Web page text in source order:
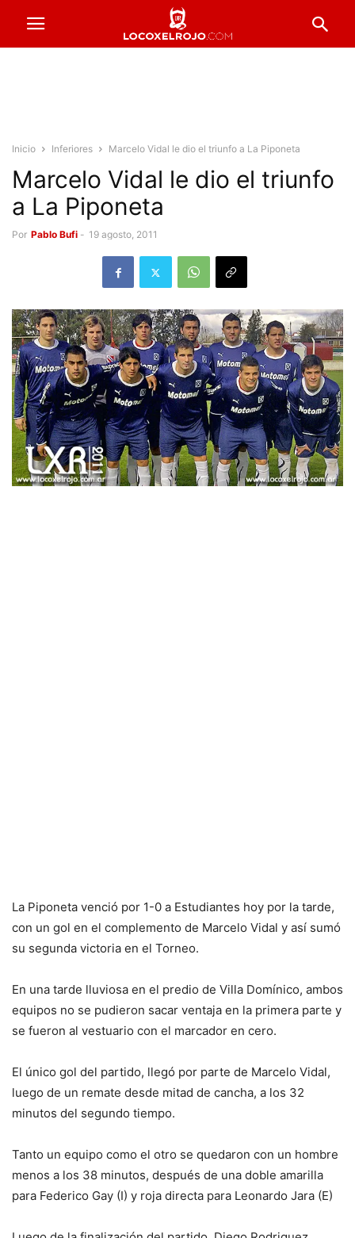
Inicio Inferiores Marcelo Vidal le dio el triunfo a La Piponeta
Marcelo Vidal le dio el triunfo
a La Piponeta
Por Pablo Bufi - 19 agosto, 2011
La Piponeta venció por 1-0 a Estudiantes hoy por la tarde,
con un gol en el complemento de Marcelo Vidal y así sumó
su segunda victoria en el Torneo.
En una tarde lluviosa en el predio de Villa Domínico, ambos
equipos no se pudieron sacar ventaja en la primera parte y
se fueron al vestuario con el marcador en cero.
El único gol del partido, llegó por parte de Marcelo Vidal,
luego de un remate desde mitad de cancha, a los 32
minutos del segundo tiempo.
Tanto un equipo como el otro se quedaron con un hombre
menos a los 38 minutos, después de una doble amarilla
para Federico Gay (I) y roja directa para Leonardo Jara (E)